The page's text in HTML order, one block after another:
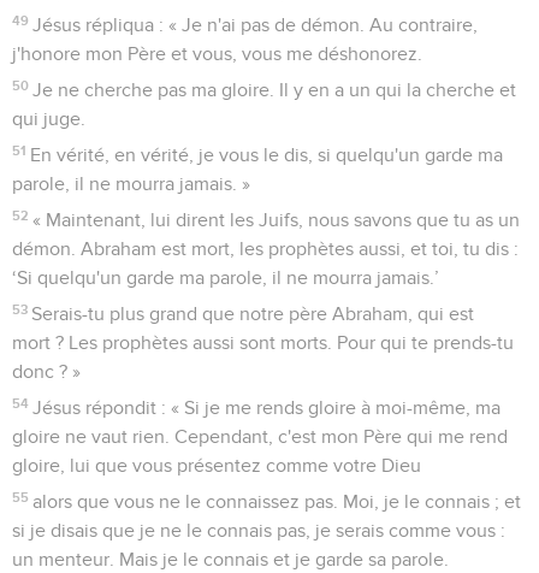
49 Jésus répliqua : « Je n'ai pas de démon. Au contraire,
j'honore mon Père et vous, vous me déshonorez.
50 Je ne cherche pas ma gloire. Il y en a un qui la cherche et
qui juge.
51 En vérité, en vérité, je vous le dis, si quelqu'un garde ma
parole, il ne mourra jamais. »
52 « Maintenant, lui dirent les Juifs, nous savons que tu as un
démon. Abraham est mort, les prophètes aussi, et toi, tu dis :
‘Si quelqu'un garde ma parole, il ne mourra jamais.’
53 Serais-tu plus grand que notre père Abraham, qui est
mort ? Les prophètes aussi sont morts. Pour qui te prends-tu
donc ? »
54 Jésus répondit : « Si je me rends gloire à moi-même, ma
gloire ne vaut rien. Cependant, c'est mon Père qui me rend
gloire, lui que vous présentez comme votre Dieu
55 alors que vous ne le connaissez pas. Moi, je le connais ; et
si je disais que je ne le connais pas, je serais comme vous :
un menteur. Mais je le connais et je garde sa parole.